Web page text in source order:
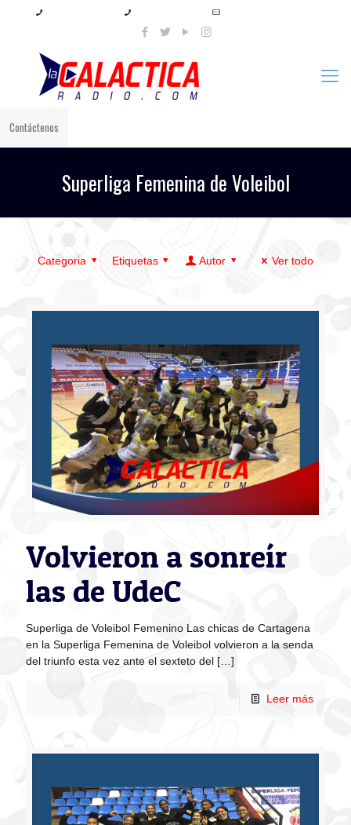
Contáctenos
Superliga Femenina de Voleibol
Categoria Etiquetas Autor Ver todo
Volvieron a sonreír
las de UdeC
Superliga de Voleibol Femenino Las chicas de Cartagena
en la Superliga Femenina de Voleibol volvieron a la senda
del triunfo esta vez ante el sexteto del […]
Leer más